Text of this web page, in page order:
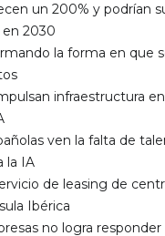
un 200% y podrían
2030
la forma en que
infraestructura
ven la falta de
la IA
de leasing de
Ibérica
no logra responder